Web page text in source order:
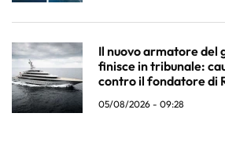
Il nuovo armatore del
finisce in tribunale:
contro il fondatore di
05/08/2026 - 09:28